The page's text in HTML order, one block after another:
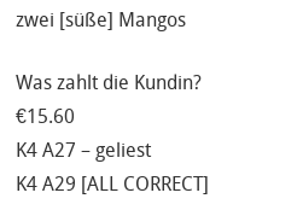
zwei [süße] Mangos
Was zahlt die Kundin?
€15.60
K4 A27 – geliest
K4 A29 [ALL CORRECT]